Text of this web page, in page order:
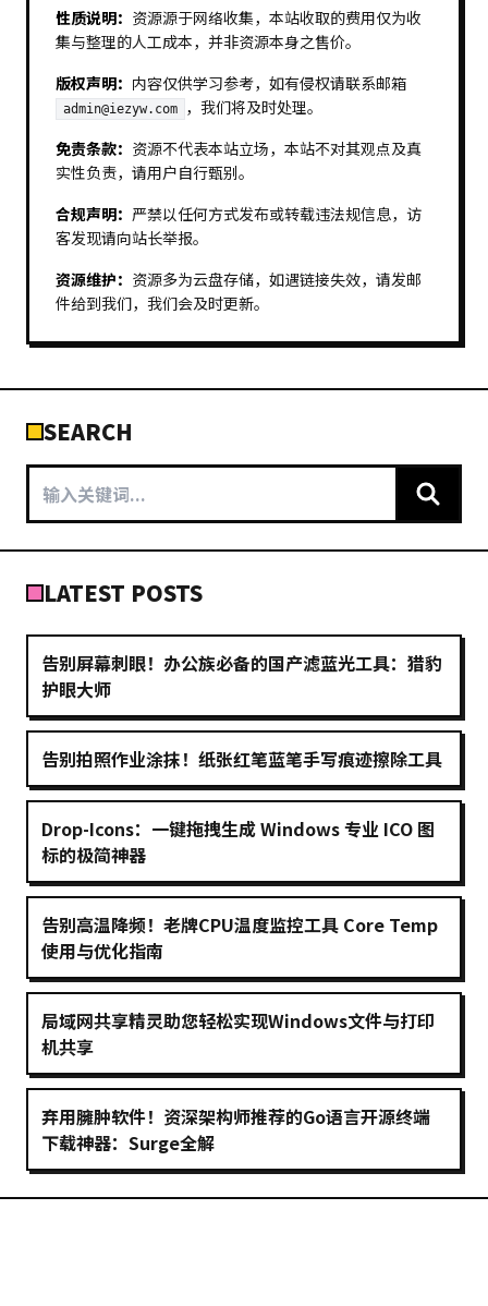
性质说明： 资源源于网络收集，本站收取的费用仅为收
集与整理的人工成本，并非资源本身之售价。
版权声明： 内容仅供学习参考，如有侵权请联系邮箱
admin@iezyw.com
，我们将及时处理。
免责条款： 资源不代表本站立场，本站不对其观点及真
实性负责，请用户自行甄别。
合规声明： 严禁以任何方式发布或转载违法规信息，访
客发现请向站长举报。
资源维护： 资源多为云盘存储，如遇链接失效，请发邮
件给到我们，我们会及时更新。
SEARCH
LATEST POSTS
告别屏幕刺眼！办公族必备的国产滤蓝光工具：猎豹
护眼大师
告别拍照作业涂抹！纸张红笔蓝笔手写痕迹擦除工具
Drop-Icons：一键拖拽生成 Windows 专业 ICO 图
标的极简神器
告别高温降频！老牌CPU温度监控工具 Core Temp
使用与优化指南
局域网共享精灵助您轻松实现Windows文件与打印
机共享
弃用臃肿软件！资深架构师推荐的Go语言开源终端
下载神器：Surge全解